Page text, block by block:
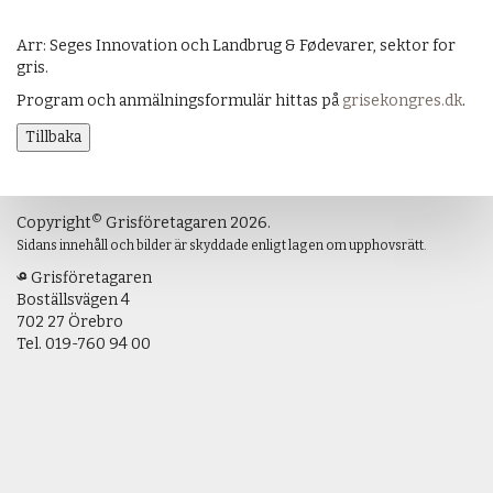
Arr: Seges Innovation och Landbrug & Fødevarer, sektor for
gris.
Program och anmälningsformulär hittas på grisekongres.dk.
Tillbaka
Copyright© Grisföretagaren 2026.
Sidans innehåll och bilder är skyddade enligt lagen om upphovsrätt.
Grisföretagaren
Boställsvägen 4
702 27 Örebro
Tel. 019-760 94 00